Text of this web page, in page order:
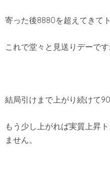
寄った後8880を超えてきて
これで堂々と見送りデーで
結局引けまで上がり続けて
もう少し上がれば実質上昇
ません。